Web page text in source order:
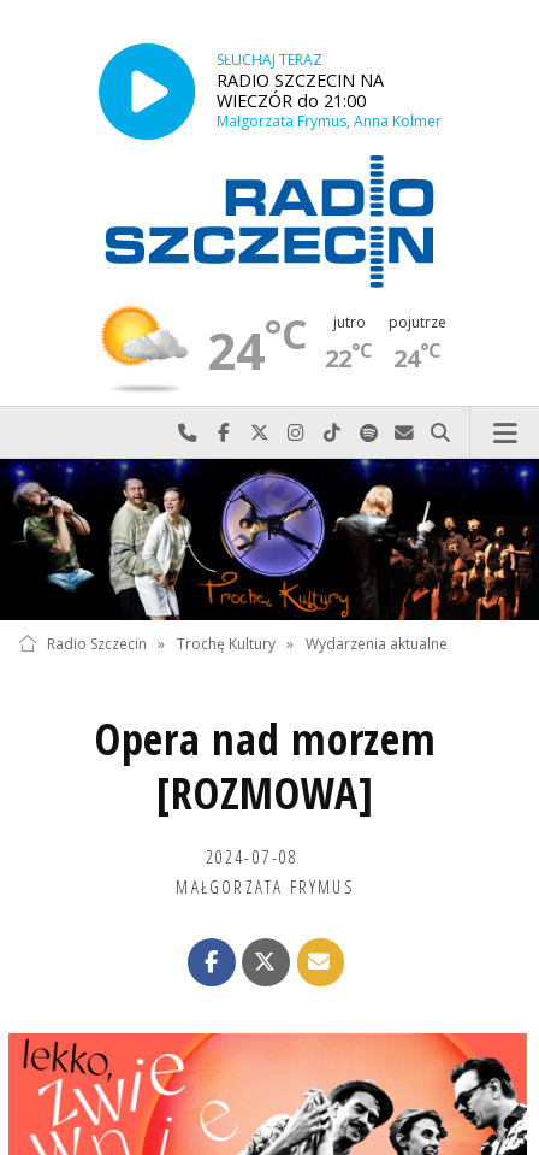
SŁUCHAJ TERAZ
RADIO SZCZECIN NA
WIECZÓR do 21:00
Małgorzata Frymus, Anna Kolmer
24°C jutro
22°C
pojutrze
24°C
Najlepiej po prostu do nas zadzwoń
Odwiedź nas na Facebook-u
Odwiedź nas na X
Odwiedź nas na Instagram-ie
Odwiedź nas na TikTok-u
Szukaj nas na Spotify
Wyślij do nas
Szukaj
Radio Szczecin » Trochę Kultury » Wydarzenia aktualne
Opera nad morzem
[ROZMOWA]
2024-07-08
MAŁGORZATA FRYMUS